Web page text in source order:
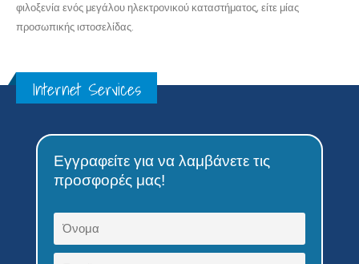
Εγγραφείτε για να λαμβάνετε τις
Αποδέχομαι την πολιτική απορρήτου
αλληλογραφία!